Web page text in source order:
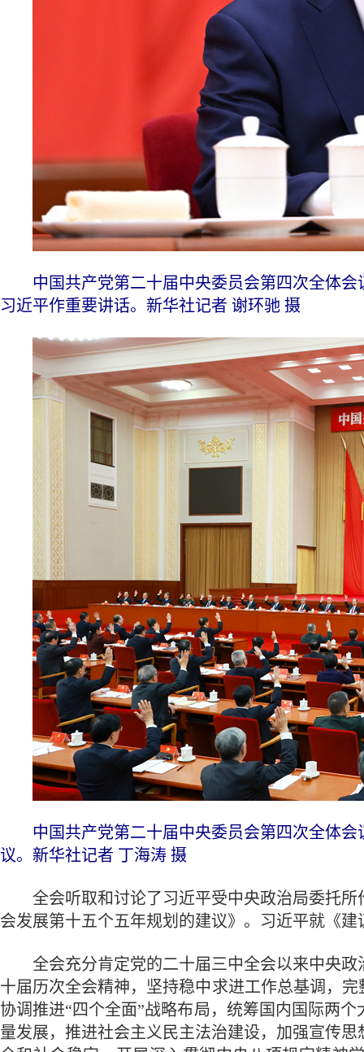
中国共产党第二十届中央委员会第四次全体会
习近平作重要讲话。新华社记者 谢环驰 摄
中国共产党第二十届中央委员会第四次全体会
议。新华社记者 丁海涛 摄
全会听取和讨论了习近平受中央政治局委托所
会发展第十五个五年规划的建议》。习近平就《
全会充分肯定党的二十届三中全会以来中央政
十届历次全会精神，坚持稳中求进工作总基调，
协调推进“四个全面”战略布局，统筹国内国际两
量发展，推进社会主义民主法治建设，加强宣传